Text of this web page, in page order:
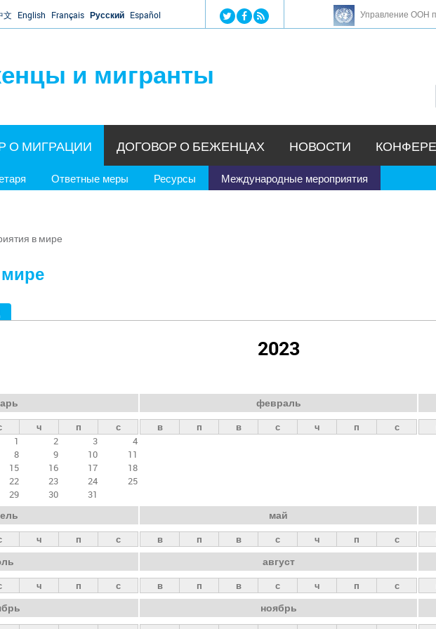
Jump to navigation
文 English Français Русский Español Управление ООН
и мигранты
О МИГРАЦИИ
Ответные меры Ресурсы Международные мероприятия
ДОГОВОР О БЕЖЕНЦАХ НОВОСТИ
в мире
2023
ч п
с
1
2 3
4
8 9 10
11
15 16 17
18
22 23 24
25
29 30 31
февраль
в п в с ч п с
ч п с
май
в п в с ч п с
ч п с
август
в п в с ч п с
ноябрь